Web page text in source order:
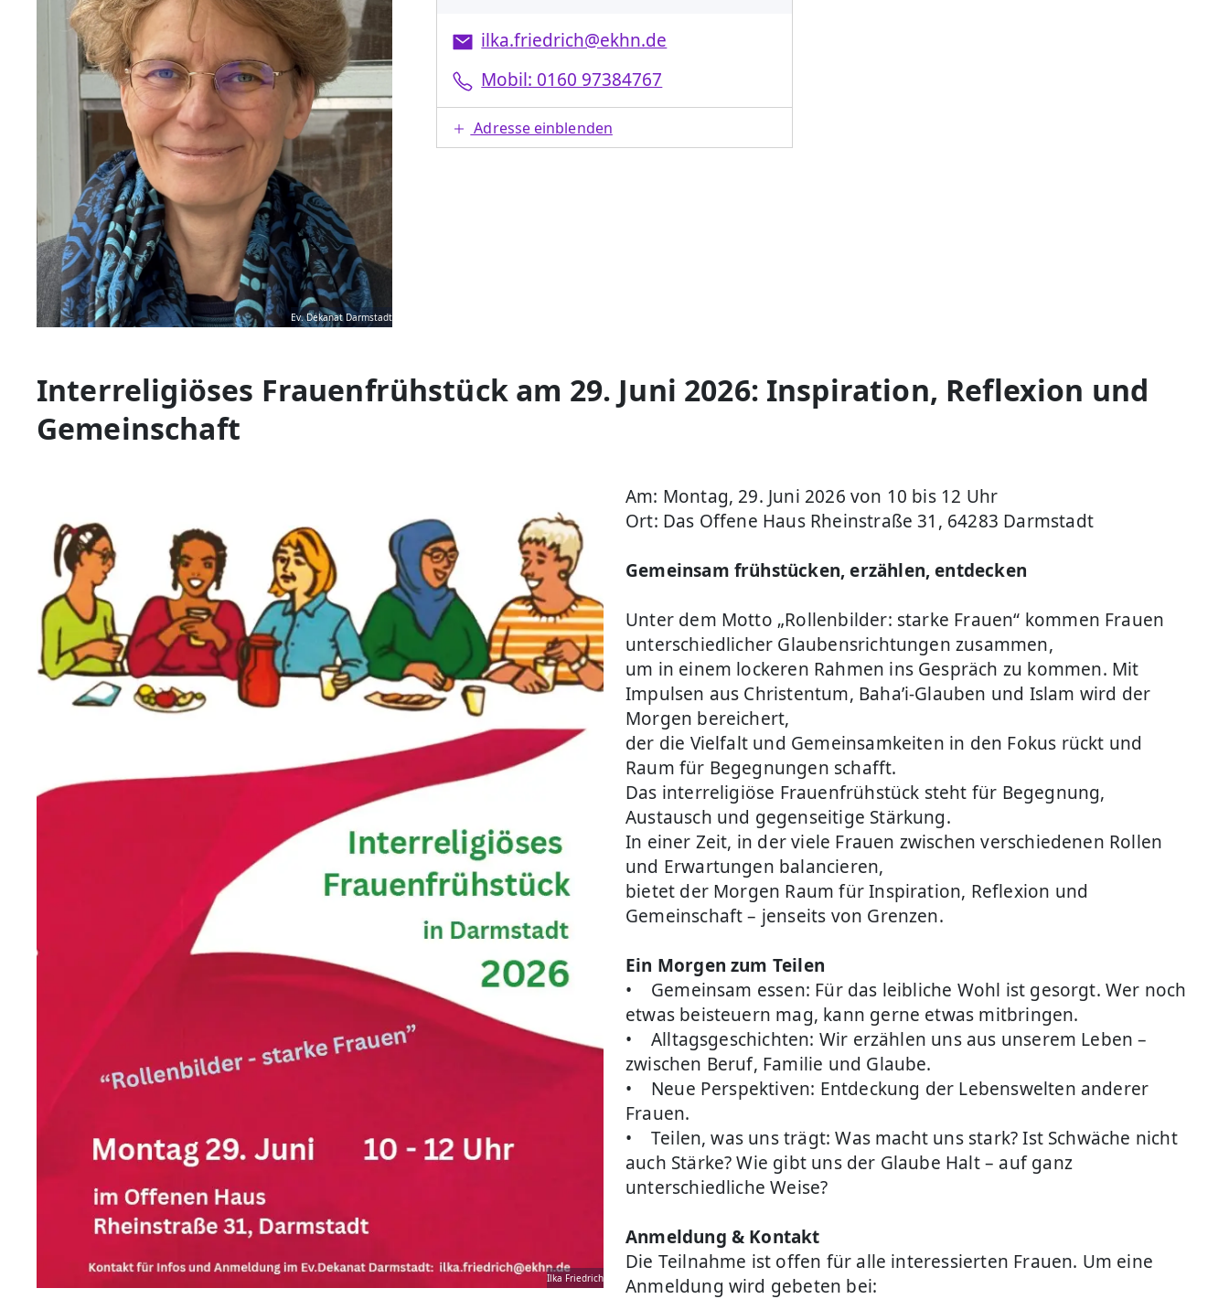
Ev. Dekanat Darmstadt
ilka.friedrich@ekhn.de
Mobil: 0160 97384767
Adresse einblenden
Interreligiöses Frauenfrühstück am 29. Juni 2026: Inspiration, Reflexion und
Gemeinschaft
Ilka Friedrich
Am: Montag, 29. Juni 2026 von 10 bis 12 Uhr
Ort: Das Offene Haus Rheinstraße 31, 64283 Darmstadt
Gemeinsam frühstücken, erzählen, entdecken
Unter dem Motto „Rollenbilder: starke Frauen“ kommen Frauen
unterschiedlicher Glaubensrichtungen zusammen,
um in einem lockeren Rahmen ins Gespräch zu kommen. Mit
Impulsen aus Christentum, Baha’i-Glauben und Islam wird der
Morgen bereichert,
der die Vielfalt und Gemeinsamkeiten in den Fokus rückt und
Raum für Begegnungen schafft.
Das interreligiöse Frauenfrühstück steht für Begegnung,
Austausch und gegenseitige Stärkung.
In einer Zeit, in der viele Frauen zwischen verschiedenen Rollen
und Erwartungen balancieren,
bietet der Morgen Raum für Inspiration, Reflexion und
Gemeinschaft – jenseits von Grenzen.
Ein Morgen zum Teilen
• Gemeinsam essen: Für das leibliche Wohl ist gesorgt. Wer noch
etwas beisteuern mag, kann gerne etwas mitbringen.
• Alltagsgeschichten: Wir erzählen uns aus unserem Leben –
zwischen Beruf, Familie und Glaube.
• Neue Perspektiven: Entdeckung der Lebenswelten anderer
Frauen.
• Teilen, was uns trägt: Was macht uns stark? Ist Schwäche nicht
auch Stärke? Wie gibt uns der Glaube Halt – auf ganz
unterschiedliche Weise?
Anmeldung & Kontakt
Die Teilnahme ist offen für alle interessierten Frauen. Um eine
Anmeldung wird gebeten bei: